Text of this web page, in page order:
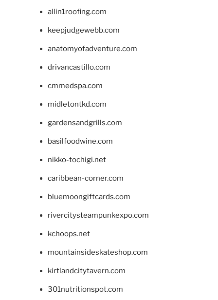
allin1roofing.com
keepjudgewebb.com
anatomyofadventure.com
drivancastillo.com
cmmedspa.com
midletontkd.com
gardensandgrills.com
basilfoodwine.com
nikko-tochigi.net
caribbean-corner.com
bluemoongiftcards.com
rivercitysteampunkexpo.com
kchoops.net
mountainsideskateshop.com
kirtlandcitytavern.com
301nutritionspot.com